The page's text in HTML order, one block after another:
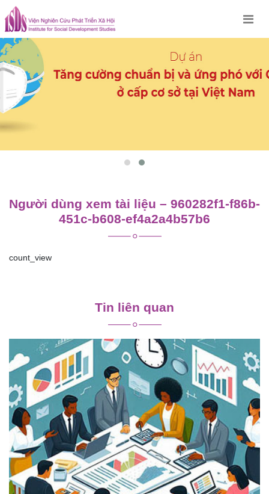
Skip
to
content
Người dùng xem tài liệu – 960282f1-f86b-
451c-b608-ef4a2a4b57b6
count_view
viết
Tin liên quan